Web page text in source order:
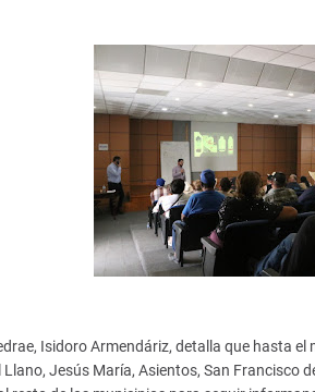
Isidoro Armendáriz, detalla que hasta
Llano, Jesús María, Asientos, San Francisco